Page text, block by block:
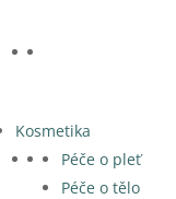
Kosmetika
Péče o pleť
Péče o tělo